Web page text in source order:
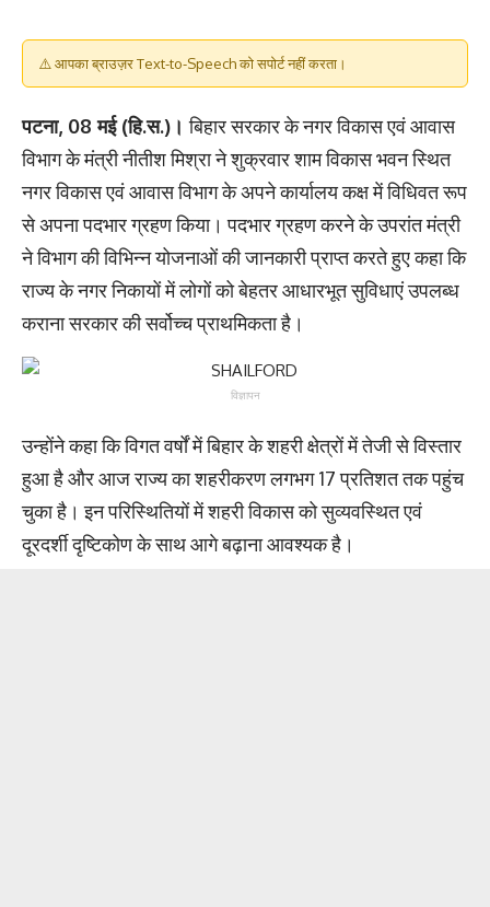
⚠️ आपका ब्राउज़र Text-to-Speech को सपोर्ट नहीं करता।
पटना, 08 मई (हि.स.)।बिहार सरकार के नगर विकास एवं आवास
विभाग के मंत्री नीतीश मिश्रा ने शुक्रवार शाम विकास भवन स्थित
नगर विकास एवं आवास विभाग के अपने कार्यालय कक्ष में विधिवत रूप
से अपना पदभार ग्रहण किया। पदभार ग्रहण करने के उपरांत मंत्री
ने विभाग की विभिन्न योजनाओं की जानकारी प्राप्त करते हुए कहा कि
राज्य के नगर निकायों में लोगों को बेहतर आधारभूत सुविधाएं उपलब्ध
कराना सरकार की सर्वोच्च प्राथमिकता है।
विज्ञापन
उन्होंने कहा कि विगत वर्षों में बिहार के शहरी क्षेत्रों में तेजी से विस्तार
हुआ है और आज राज्य का शहरीकरण लगभग 17 प्रतिशत तक पहुंच
चुका है। इन परिस्थितियों में शहरी विकास को सुव्यवस्थित एवं
दूरदर्शी दृष्टिकोण के साथ आगे बढ़ाना आवश्यक है।